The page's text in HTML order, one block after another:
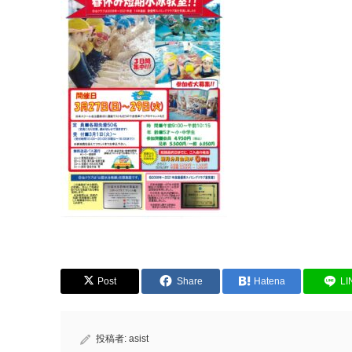
Post Share Hatena
投稿者: asist